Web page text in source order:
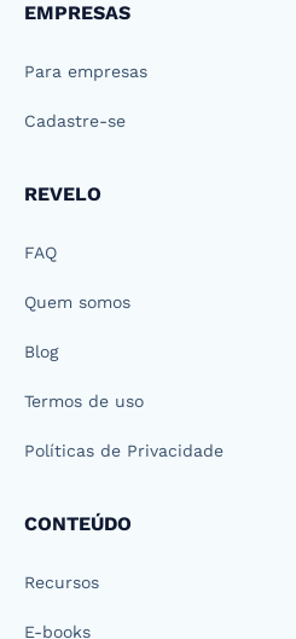
EMPRESAS
Para empresas
Cadastre-se
REVELO
FAQ
Quem somos
Blog
Termos de uso
Políticas de Privacidade
CONTEÚDO
Recursos
E-books